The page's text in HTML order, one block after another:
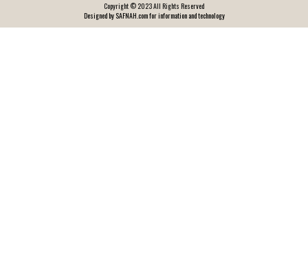
Copyright © 2023 All Rights Reserved
Designed by SAFNAH.com for information and technology